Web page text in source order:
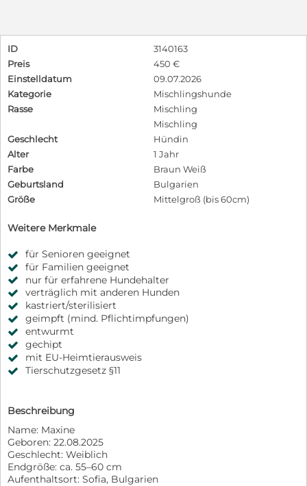
ID
3140163
Preis
450 €
Einstelldatum
09.07.2026
Kategorie
Mischlingshunde
Rasse
Mischling
Mischling
Geschlecht
Hündin
Alter
1 Jahr
Farbe
Braun Weiß
Geburtsland
Bulgarien
Größe
Mittelgroß (bis 60cm)
Weitere Merkmale
für Senioren geeignet
für Familien geeignet
nur für erfahrene Hundehalter
verträglich mit anderen Hunden
kastriert/sterilisiert
geimpft (mind. Pflichtimpfungen)
entwurmt
gechipt
mit EU-Heimtierausweis
Tierschutzgesetz §11
Beschreibung
Name: Maxine
Geboren: 22.08.2025
Geschlecht: Weiblich
Endgröße: ca. 55–60 cm
Aufenthaltsort: Sofia, Bulgarien